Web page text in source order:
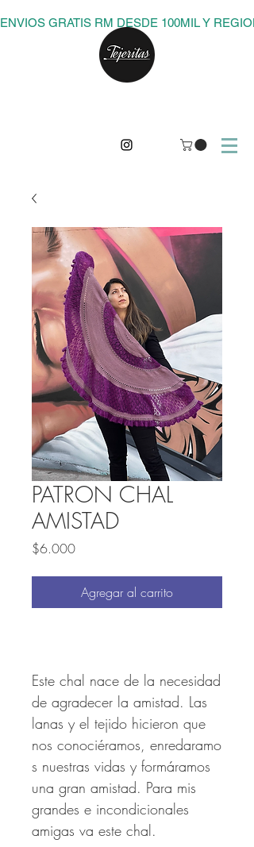
ENVIOS GRATIS RM DESDE 100MIL Y
PATRON CHAL
AMISTAD
$6.000Precio
Agregar al carrito
Este chal nace de la necesidad
de agradecer la amistad. Las
lanas y el tejido hicieron que
nos conociéramos, enredaramo
s nuestras vidas y formáramos
una gran amistad. Para mis
grandes e incondicionales
amigas va este chal.